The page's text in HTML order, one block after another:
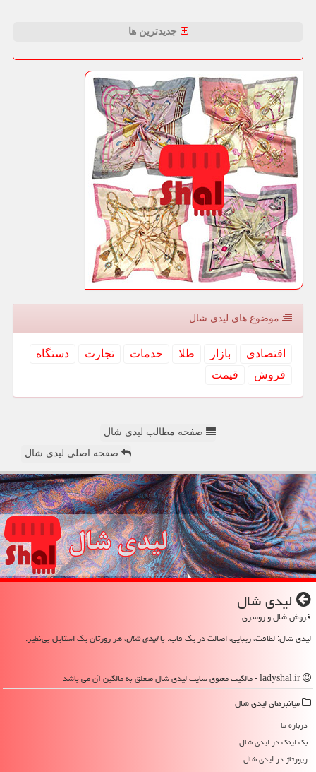
جدیدترین ها
موضوع های لیدی شال
اقتصادی بازار طلا خدمات تجارت
دستگاه
فروش
قیمت
صفحه مطالب لیدی شال
صفحه اصلی لیدی شال
لیدی شال
فروش شال و روسری
لیدی شال: لطافت، زیبایی، اصالت در یک قاب. بالیدی شال، هر روزتان یک استایل بی‌نظیر.
میانبرهای لیدی شال
درباره ما
بک لینک در لیدی شال
رپورتاژ در لیدی شال